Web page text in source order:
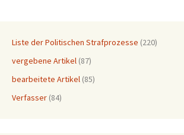
Liste der Politischen Strafprozesse (220)
vergebene Artikel (87)
bearbeitete Artikel (85)
Verfasser (84)